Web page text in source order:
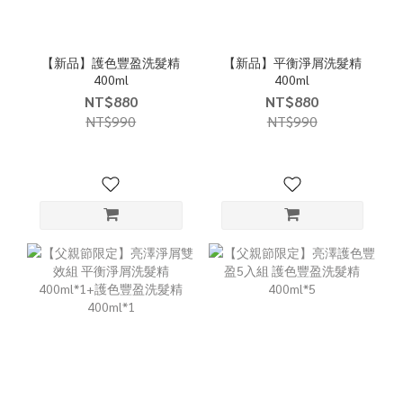
【新品】護色豐盈洗髮精
400ml
NT$880
NT$990
【新品】平衡淨屑洗髮精
400ml
NT$880
NT$990